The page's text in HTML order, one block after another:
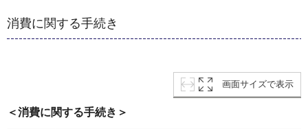
消費に関する手続き
画面サイズで表示
＜消費に関する手続き＞